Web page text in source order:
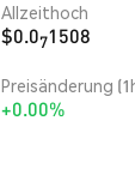
Allzeithoch
$0.071508
Preisänderung
+0.00%